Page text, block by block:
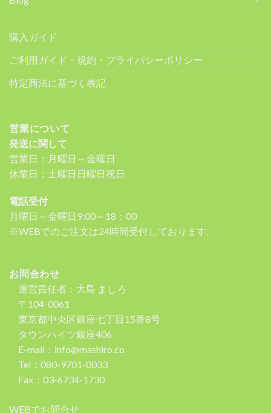
購入ガイド
ご利用ガイド・規約・プライバシーポリシー
特定商法に基づく表記
営業について
発送に関して
営業日：月曜日～金曜日
休業日：土曜日日曜日祝日
電話受付
月曜日～金曜日9:00～18：00
※WEBでのご注文は24時間受付しております。
お問合わせ
運営責任者：大島 ましろ
〒104-0061
東京都中央区銀座七丁目15番8号
タウンハイツ銀座406
E-mail：info@mashiro.co
Tel：080-9701-0033
Fax：03-6734-1730
WEBでお問合せ